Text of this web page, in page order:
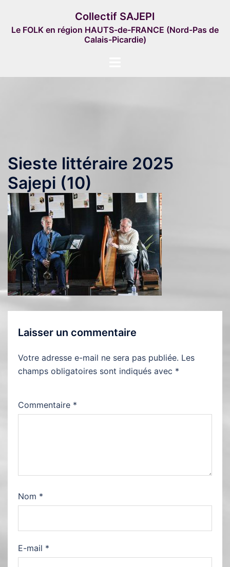
contenu
Collectif SAJEPI
Le FOLK en région HAUTS-de-FRANCE (Nord-Pas de
Calais-Picardie)
Sieste littéraire 2025
Sajepi (10)
Laisser un commentaire
Votre adresse e-mail ne sera pas publiée. Les
champs obligatoires sont indiqués avec *
Commentaire *
Nom *
E-mail *